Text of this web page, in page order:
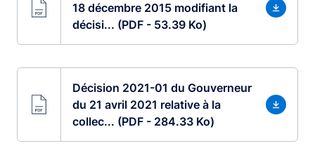
18 décembre 2015 modifiant la
décisi... (PDF - 53.39 Ko)
Décision 2021-01 du Gouverneur
du 21 avril 2021 relative à la
collec... (PDF - 284.33 Ko)